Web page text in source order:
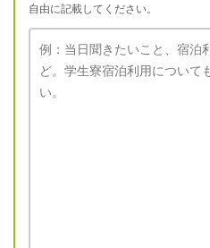
自由に記載してください。